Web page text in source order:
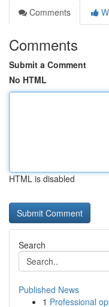
Comments
Comments
Submit a Comment
No HTML
HTML is disabled
Search
Published News
1 Professional